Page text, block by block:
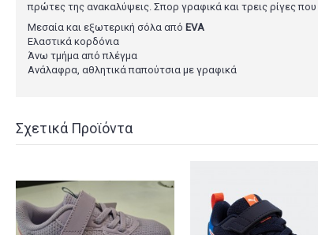
πρώτες της ανακαλύψεις. Σπορ γραφικά και τρεις ρίγες
Μεσαία και εξωτερική σόλα από EVA
Ελαστικά κορδόνια
Άνω τμήμα από πλέγμα
Ανάλαφρα, αθλητικά παπούτσια με γραφικά
Σχετικά Προϊόντα